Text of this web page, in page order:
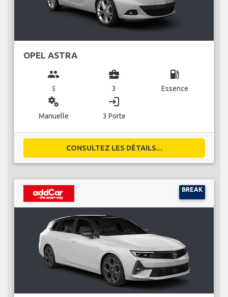
OPEL ASTRA
group
5
business_center
3
local_gas_station
Essence
miscellaneous_services
Manuelle
login
3 Porte
CONSULTEZ LES DÉTAILS...
BREAK